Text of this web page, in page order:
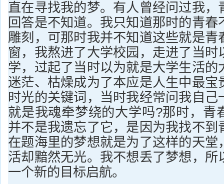
直在寻找我的梦。有人曾经问过我，
回答是不知道。我只知道那时的青春
雕刻，可那时我并不知道这些就是青
窗，我熬进了大学校园，走进了当时
学，过起了当时以为就是大学生活的
迷茫、枯燥成为了本应是人生中最宝
时光的关键词，当时我经常问我自己
就是我魂牵梦绕的大学吗?那时，青
并不是我遗忘了它，是因为我找不到
在题海里的梦想就是为了这样的天堂
活却黯然无光。我不想丢了梦想，所
一个新的目标启航。